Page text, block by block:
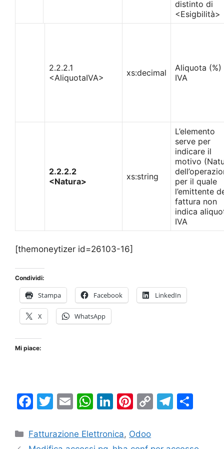
distinto di
<Esigbilità>
2.2.2.1
<AliquotaIVA>
xs:decimal
Aliquota (%)
IVA
2.2.2.2
<Natura>
xs:string
L’elemento
serve per
indicare il
motivo
per il quale
l’emittente
fattura non
indica
IVA
[themoneytizer id=26103-16]
Condividi:
Stampa Facebook LinkedIn
X WhatsApp
Mi piace:
F
c
T
itt
E
ai
W
at
Li
k
Pi
er
C
T
Categorie
Fatturazione Elettronica, Odoo